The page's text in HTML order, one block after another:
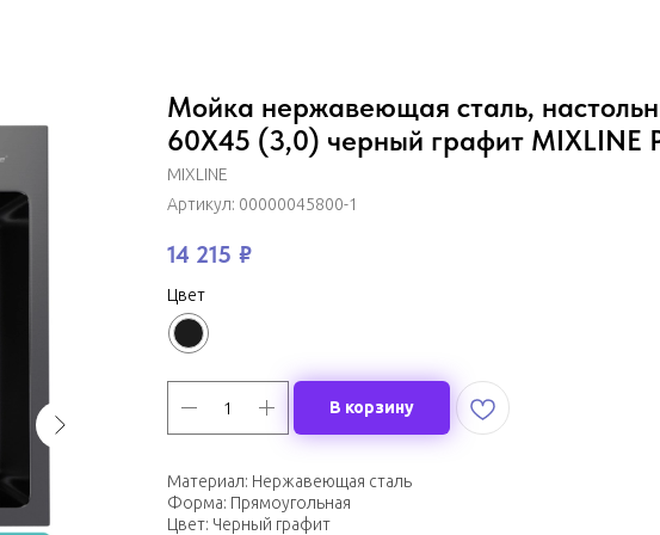
Мойка нержавеющая сталь,
60Х45 (3,0) черный графит MIXLINE
MIXLINE
Артикул: 00000045800-1
14 215 ₽
Цвет
В корзину
Материал: Нержавеющая сталь
Форма: Прямоугольная
Цвет: Черный графит